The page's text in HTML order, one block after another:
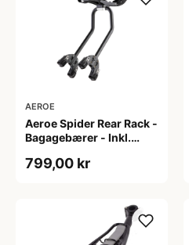
AEROE
Aeroe Spider Rear Rack -
Bagagebærer - Inkl.
799,00 kr